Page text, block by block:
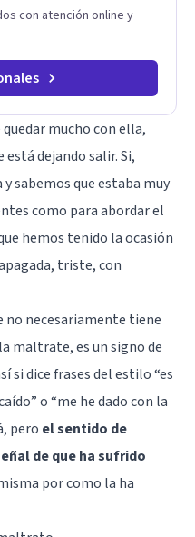
con atención online y
mucho con ella,
está dejando salir. Si,
sabemos que estaba muy
como para abordar el
hemos tenido la ocasión
triste, con
no necesariamente tiene
maltrate, es un signo de
si dice frases del estilo “es
o “me he dado con la
pero el sentido de
de que ha sufrido
por como la ha